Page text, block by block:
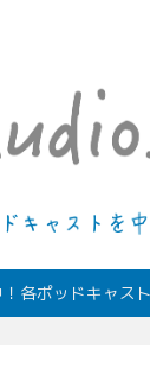
ポッドキャス